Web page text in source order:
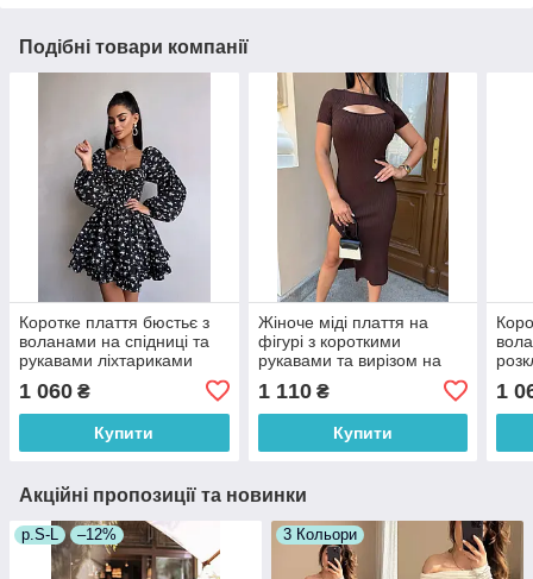
Подібні товари компанії
Коротке плаття бюстьє з
воланами на спідниці та
рукавами ліхтариками
66036060Е
1 060 ₴
Купити
Жіноче міді плаття на
фігурі з короткими
рукавами та вирізом на
грудях (р. 42-46) 9036094
1 110₴
Купити
1
Акційні пропозиції та новинки
р.S-L –12% 3 Кольори